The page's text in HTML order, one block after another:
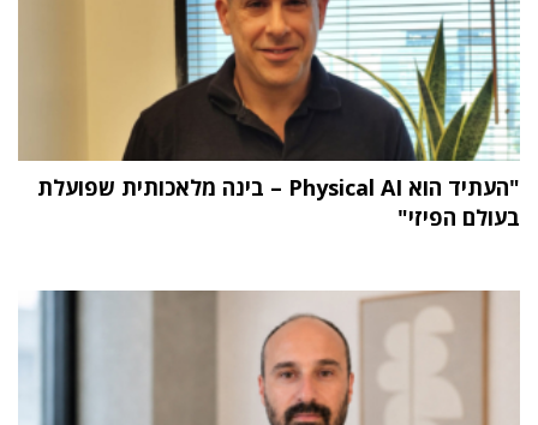
"העתיד הוא Physical AI – בינה מלאכותית שפועלת
בעולם הפיזי"